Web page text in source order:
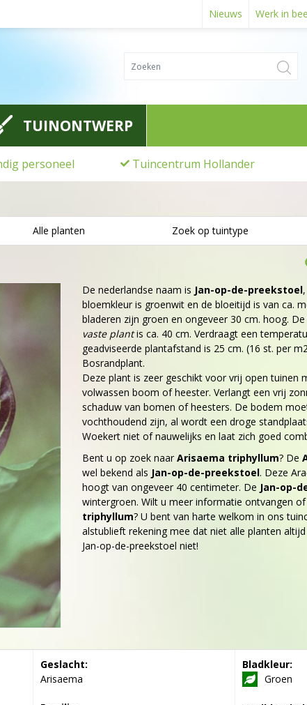
Nieuws Werk in
TUINONTWERP
personeel Tuincentrum Hollander
Alle planten Zoek op tuintype
De nederlandse naam is Jan-op-de-preekstoel
bloemkleur is groenwit en de bloeitijd is van ca.
bladeren zijn groen en ongeveer 30 cm. hoog.
vaste plantis ca. 40 cm. Verdraagt een
geadviseerde plantafstand is 25 cm. (16 st. per
Bosrandplant.
Deze plant is zeer geschikt voor vrij open tuinen
volwassen boom of heester. Verlangt een vrij
schaduw van bomen of heesters. De bodem
vochthoudend zijn, al wordt een droge
Woekert niet of nauwelijks en laat zich goed
Bent u op zoek naar Arisaema triphyllum? De
wel bekend als Jan-op-de-preekstoel. Deze
hoogt van ongeveer 40 centimeter. De Jan-op-
wintergroen. Wilt u meer informatie ontvangen
triphyllum? U bent van harte welkom in ons
alstublieft rekening mee dat niet alle planten
Jan-op-de-preekstoel niet!
Geslacht:
Arisaema
Bladkleur:
Groen